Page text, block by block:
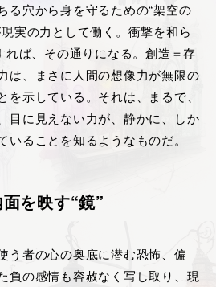
る穴から身を守るための“架空の
実の力として働く。衝撃を和ら
れば、その通りになる。創造＝存
は、まさに人間の想像力が無限の
を示している。それは、まるで、
目に見えない力が、静かに、しか
いることを知るようなものだ。
を映す“鏡”
う者の心の奥底に潜む恐怖、偏
負の感情も容赦なく写し取り、現